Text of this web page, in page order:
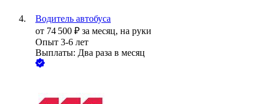
Водитель автобуса
от 74 500 ₽ за месяц, на руки
Опыт 3-6 лет
Выплаты: Два раза в месяц